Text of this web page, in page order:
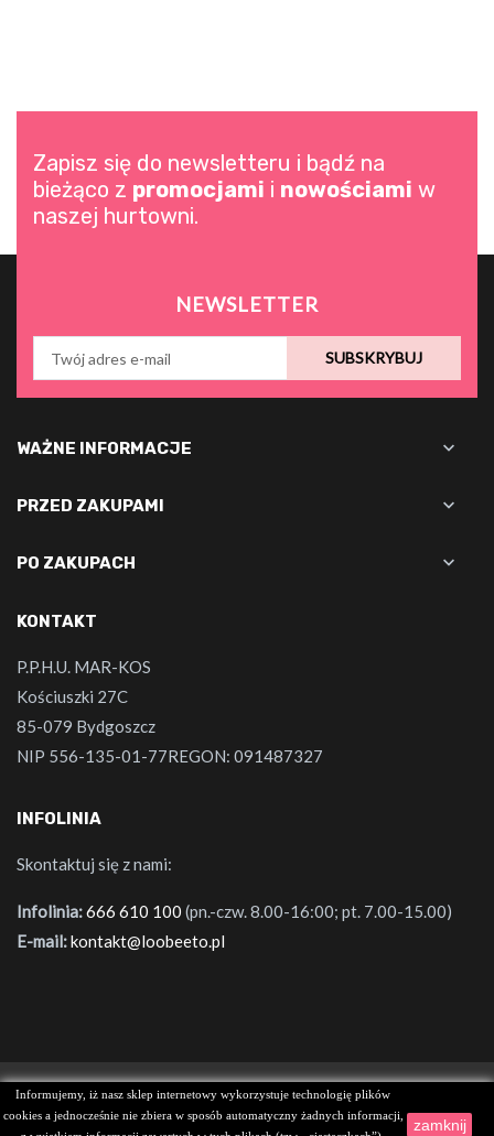
Zapisz się do newsletteru i bądź na
bieżąco z promocjami i nowościami w
naszej hurtowni.
NEWSLETTER
SUBSKRYBUJ
WAŻNE INFORMACJE 
PRZED ZAKUPAMI 
PO ZAKUPACH 
KONTAKT
P.P.H.U. MAR-KOS
Kościuszki 27C
85-079 Bydgoszcz
NIP 556-135-01-77REGON: 091487327
INFOLINIA
Skontaktuj się z nami:
Infolinia:666 610 100 (pn.-czw. 8.00-16:00; pt. 7.00-15.00)
E-mail:kontakt@loobeeto.pl
Informujemy, iż nasz sklep internetowy wykorzystuje technologię plików
cookies a jednocześnie nie zbiera w sposób automatyczny żadnych informacji,
zamknij
© 2022 Created by AferaStudio